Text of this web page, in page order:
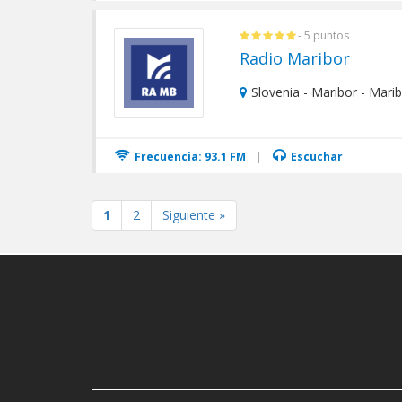
- 5 puntos
Radio Maribor
Slovenia - Maribor -
Frecuencia: 93.1 FM | Escuchar
1 2 Siguiente »